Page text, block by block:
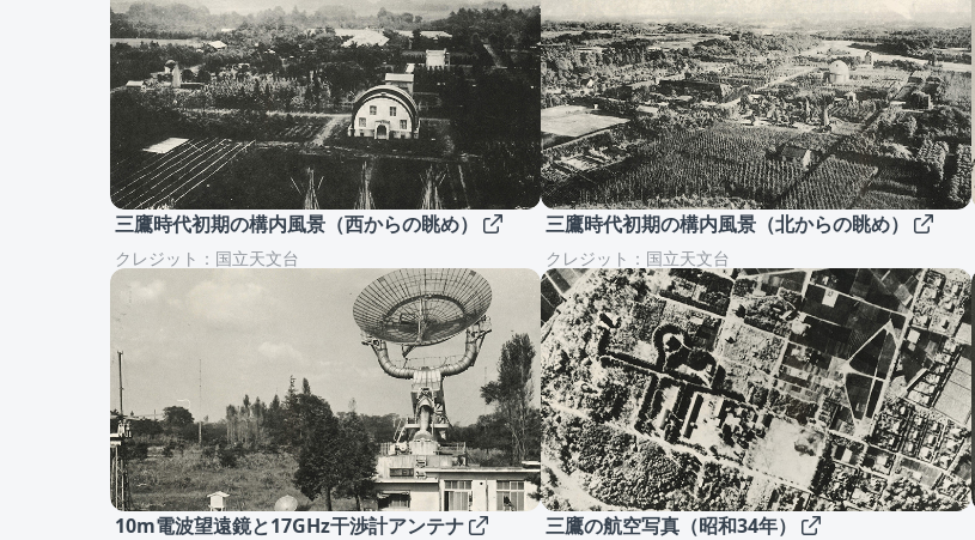
三鷹時代初期の構内風景（西からの眺め）
クレジット：国立天文台
三鷹時代初期の構内風景（北からの眺め）
クレジット：国立天文台
10m電波望遠鏡と17GHz干渉計アンテナ 三鷹の航空写真（昭和34年）